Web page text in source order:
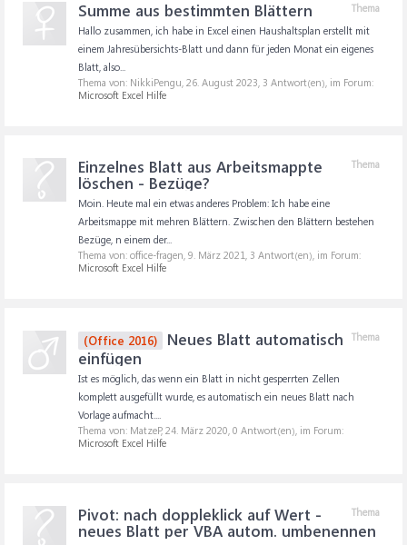
Thema
Summe aus bestimmten Blättern
Hallo zusammen, ich habe in Excel einen Haushaltsplan erstellt mit
einem Jahresübersichts-Blatt und dann für jeden Monat ein eigenes
Blatt, also...
Thema von: NikkiPengu, 26. August 2023, 3 Antwort(en), im Forum:
Microsoft Excel Hilfe
Thema
Einzelnes Blatt aus Arbeitsmappte
löschen - Bezüge?
Moin. Heute mal ein etwas anderes Problem: Ich habe eine
Arbeitsmappe mit mehren Blättern. Zwischen den Blättern bestehen
Bezüge, n einem der...
Thema von: office-fragen, 9. März 2021, 3 Antwort(en), im Forum:
Microsoft Excel Hilfe
Thema
(Office 2016)
Neues Blatt automatisch
einfügen
Ist es möglich, das wenn ein Blatt in nicht gesperrten Zellen
komplett ausgefüllt wurde, es automatisch ein neues Blatt nach
Vorlage aufmacht....
Thema von: MatzeP, 24. März 2020, 0 Antwort(en), im Forum:
Microsoft Excel Hilfe
Thema
Pivot: nach doppleklick auf Wert -
neues Blatt per VBA autom. umbenennen